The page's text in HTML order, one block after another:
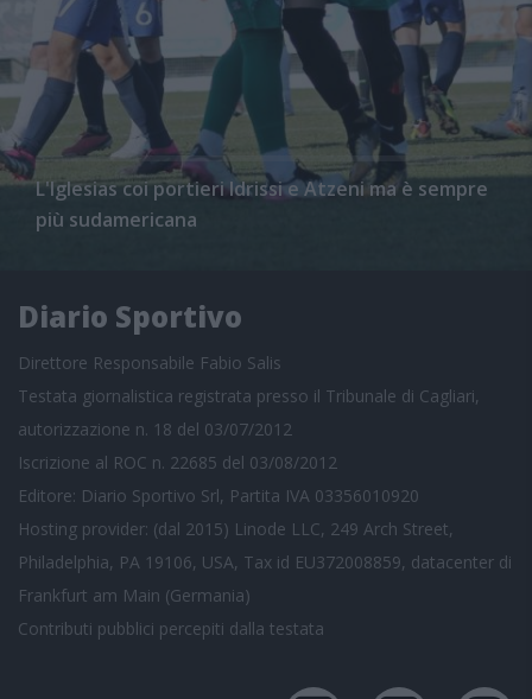
L'Iglesias coi portieri Idrissi e Atzeni ma è sempre
più sudamericana
Diario Sportivo
Direttore Responsabile Fabio Salis
Testata giornalistica registrata presso il Tribunale di Cagliari,
autorizzazione n. 18 del 03/07/2012
Iscrizione al ROC n. 22685 del 03/08/2012
Editore: Diario Sportivo Srl, Partita IVA 03356010920
Hosting provider: (dal 2015) Linode LLC, 249 Arch Street,
Philadelphia, PA 19106, USA, Tax id EU372008859, datacenter di
Frankfurt am Main (Germania)
Contributi pubblici percepiti dalla testata